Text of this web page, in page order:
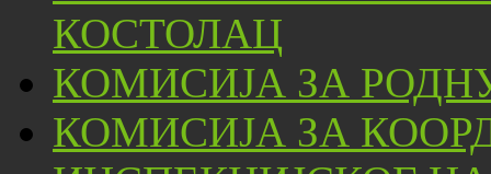
КОСТОЛАЦ
КОМИСИЈА ЗА
КОМИСИЈА ЗА